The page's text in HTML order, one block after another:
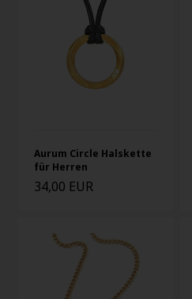
Aurum Circle Halskette
für Herren
34,00 EUR